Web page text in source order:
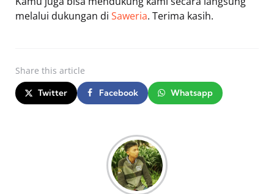
melalui dukungan di Saweria. Terima kasih.
Share this article
Twitter Facebook Whatsapp